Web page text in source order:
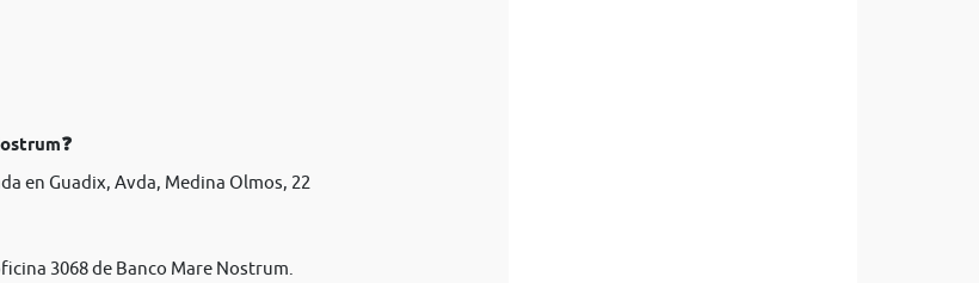
en Guadix, Avda, Medina Olmos, 22
3068 de Banco Mare Nostrum.